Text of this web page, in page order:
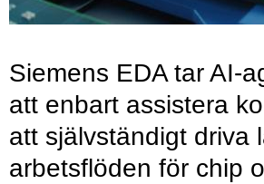
Siemens EDA tar AI-
att enbart assistera
att självständigt driva
arbetsflöden för chip